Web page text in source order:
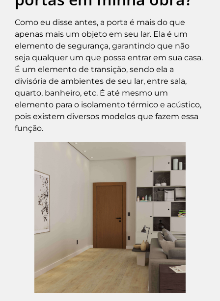
Como eu disse antes, a porta é mais do que
apenas mais um objeto em seu lar. Ela é um
elemento de segurança, garantindo que não
seja qualquer um que possa entrar em sua casa.
É um elemento de transição, sendo ela a
divisória de ambientes de seu lar, entre sala,
quarto, banheiro, etc. É até mesmo um
elemento para o isolamento térmico e acústico,
pois existem diversos modelos que fazem essa
função.